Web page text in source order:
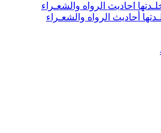
أحاديث الرواه والشعـراء